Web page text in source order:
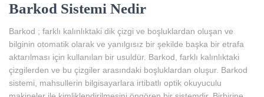
Barkod Sistemi Nedir
Barkod ; farklı kalınlıktaki dik çizgi ve boşluklardan oluşan ve
bilginin otomatik olarak ve yanılgısız bir şekilde başka bir etrafa
aktarılması için kullanılan bir usuldür. Barkod, farklı kalınlıktaki
çizgilerden ve bu çizgiler arasındaki boşluklardan oluşur. Barkod
sistemi, mahsullerin bilgisayarlara irtibatlı optik okuyuculu